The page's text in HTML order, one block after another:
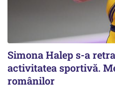
Simona Halep s-a
activitatea sportivă.
românilor